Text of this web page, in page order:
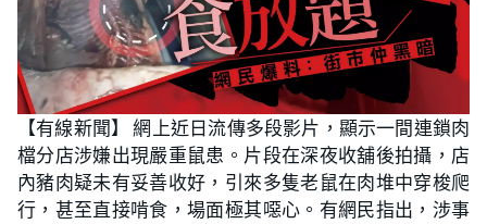
【有線新聞】 網上近日流傳多段影片，顯示一間連鎖肉
檔分店涉嫌出現嚴重鼠患。片段在深夜收舖後拍攝，店
內豬肉疑未有妥善收好，引來多隻老鼠在肉堆中穿梭爬
行，甚至直接啃食，場面極其噁心。有網民指出，涉事